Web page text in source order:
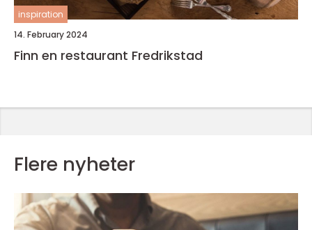
inspiration
14. February 2024
Finn en restaurant Fredrikstad
Flere nyheter